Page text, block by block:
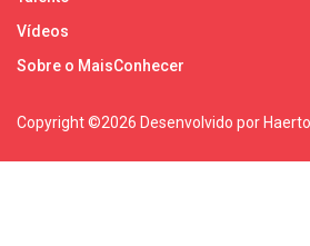
Vídeos
Sobre o MaisConhecer
Copyright ©2026 Desenvolvido por